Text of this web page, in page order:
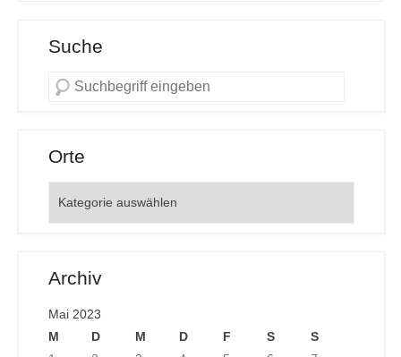
Suche
Orte
Archiv
Mai 2023
M
D M D F S
S